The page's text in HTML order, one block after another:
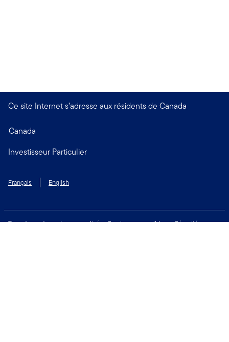
Ce site Internet s’adresse aux résidents de Canada
Canada
Investisseur Particulier
Français English
Taux de rendement personnalisé Services accessibles
Sécurité